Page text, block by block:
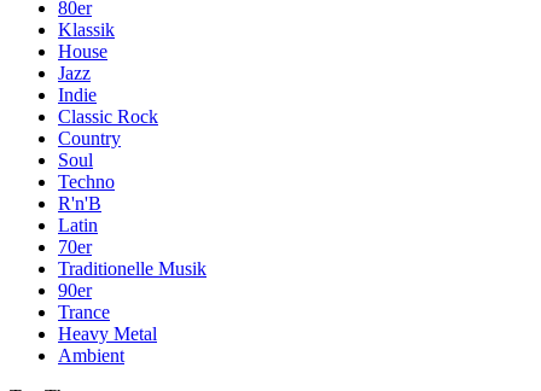
80er
Klassik
House
Jazz
Indie
Classic Rock
Country
Soul
Techno
R'n'B
Latin
70er
Traditionelle Musik
90er
Trance
Heavy Metal
Ambient